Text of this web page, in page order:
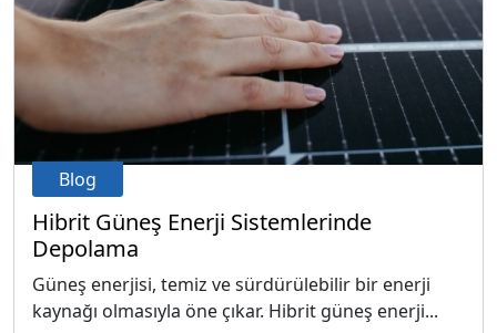
Blog
Hibrit Güneş Enerji Sistemlerinde
Depolama
Güneş enerjisi, temiz ve sürdürülebilir bir enerji
kaynağı olmasıyla öne çıkar. Hibrit güneş enerji...